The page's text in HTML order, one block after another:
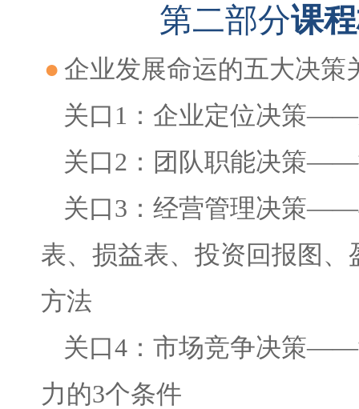
第二部分课
● 企业发展命运的五大决策
关口1：企业定位决策——
关口2：团队职能决策——
关口3：经营管理决策
表、损益表、投资回报图
方法
关口4：市场竞争决策——
力的3个条件